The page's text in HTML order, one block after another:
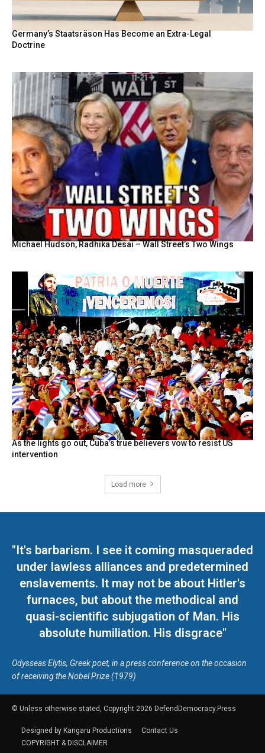
Germany’s Staatsräson Has Become an Extra-Legal
Doctrine
Michael Hudson, Radhika Desai – Wall Street’s Two Wings
As the lights go out, Cuba’s true believers vow to resist US
intervention
Load more
"It's barbarism. I see it coming masqueraded
under lawless alliances and predetermined
enslavements. It may not be about Hitler's
furnaces, but about the methodical and
quasi-scientific subjugation of Man. His
absolute humiliation. His disgrace"
Odysseas Elytis, Greek poet, in a press conference on the occasion
of receiving the Nobel Prize (1979)
© Unless otherwise stated, Copyright 2026 DefendDemocracy.Press
Designed by Kangaru Productions
Contact Us
COPYRIGHT & DISCLAIMER